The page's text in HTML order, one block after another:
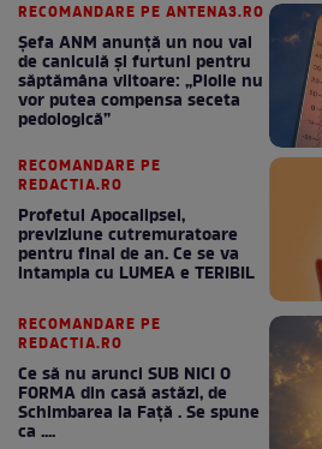
RECOMANDARE PE ANTENA3.RO
Șefa ANM anunță un nou val
de caniculă și furtuni pentru
săptămâna viitoare: „Ploile nu
vor putea compensa seceta
pedologică”
RECOMANDARE PE
REDACTIA.RO
Profetul Apocalipsei,
previziune cutremuratoare
pentru final de an. Ce se va
intampla cu LUMEA e TERIBIL
RECOMANDARE PE
REDACTIA.RO
Ce să nu arunci SUB NICI O
FORMA din casă astăzi, de
Schimbarea la Față . Se spune
ca ....